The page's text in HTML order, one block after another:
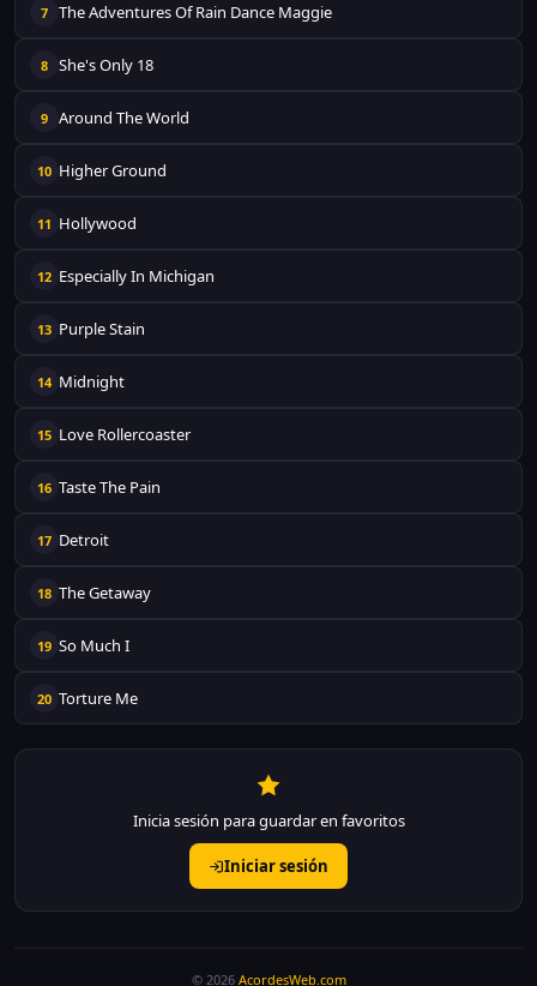
7 The Adventures Of Rain Dance Maggie
8 She's Only 18
9 Around The World
10 Higher Ground
11 Hollywood
12 Especially In Michigan
13 Purple Stain
14 Midnight
15 Love Rollercoaster
16 Taste The Pain
17 Detroit
18 The Getaway
19 So Much I
20 Torture Me
Inicia sesión para guardar en favoritos
Iniciar sesión
© 2026 AcordesWeb.com